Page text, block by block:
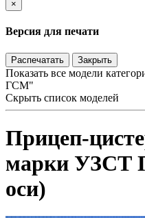
×
Версия для печати
Распечатать Закрыть
Показать все модели
ГСМ"
Скрыть список моделей
Прицеп-
марки УЗСТ
оси)